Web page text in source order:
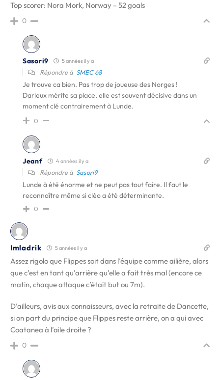
Top scorer: Nora Mork, Norway – 52 goals
0
Sasori9 5 années il y a
Répondre à SMEC 68
Je trouve ca bien. Pas trop de joueuse des Norges !
Darleux mérite sa place, elle est souvent décisive dans un
moment clé contrairement à Lunde.
0
Jeanf 4 années il y a
Répondre à Sasori9
Lunde à été énorme et ne peut pas tout faire. Il faut le
reconnaître même si cléo a été déterminante.
0
Imladrik 5 années il y a
Assez rigolo que Flippes soit dans l’équipe comme ailière, alors
que c’est en tant qu’arrière qu’elle a fait très mal (encore ce
matin, chaque attaque c’était but ou 7m).
D’ailleurs, avis aux connaisseurs, avec la retraite de Dancette,
si on part du principe que Flippes reste arrière, on a qui avec
Coatanea à l’aile droite ?
0